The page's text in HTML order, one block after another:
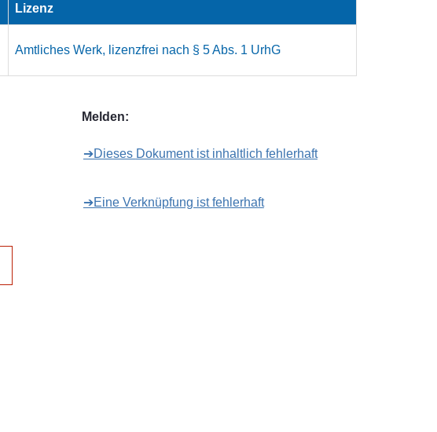
Lizenz
Amtliches Werk, lizenzfrei nach § 5 Abs. 1 UrhG
Melden:
➔Dieses Dokument ist inhaltlich fehlerhaft
➔Eine Verknüpfung ist fehlerhaft